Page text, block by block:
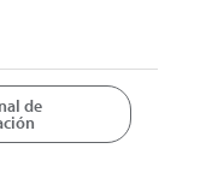
de